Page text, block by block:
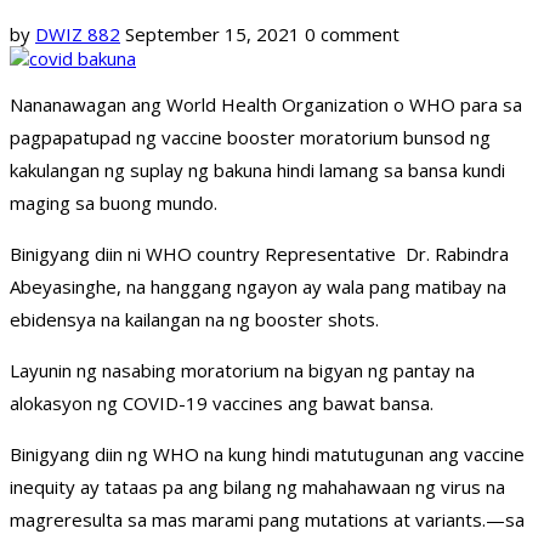
by DWIZ 882 September 15, 2021 0 comment
Nananawagan ang World Health Organization o WHO para sa
pagpapatupad ng vaccine booster moratorium bunsod ng
kakulangan ng suplay ng bakuna hindi lamang sa bansa kundi
maging sa buong mundo.
Binigyang diin ni WHO country Representative Dr. Rabindra
Abeyasinghe, na hanggang ngayon ay wala pang matibay na
ebidensya na kailangan na ng booster shots.
Layunin ng nasabing moratorium na bigyan ng pantay na
alokasyon ng COVID-19 vaccines ang bawat bansa.
Binigyang diin ng WHO na kung hindi matutugunan ang vaccine
inequity ay tataas pa ang bilang ng mahahawaan ng virus na
magreresulta sa mas marami pang mutations at variants.—sa